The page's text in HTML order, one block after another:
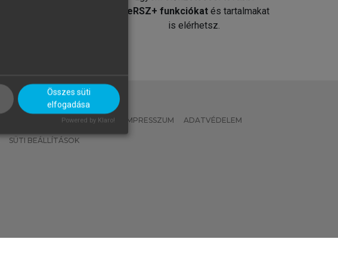
MeRSZ+ funkciókat és tartalmakat
is elérhetsz.
MI – ÁLTALÁNOS IRÁNYELVEK IMPRESSZUM ADATVÉDELEM
SÜTI BEÁLLÍTÁSOK
Összes süti
elfogadása
Powered by Klaro!